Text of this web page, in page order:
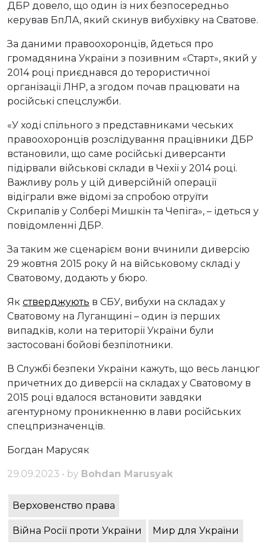
ДБР довело, що один із них безпосередньо
керував БпЛА, який скинув вибухівку на Сватове.
За даними правоохоронців, йдеться про
громадянина України з позивним «Старт», який у
2014 році приєднався до терористичної
організації ЛНР, а згодом почав працювати на
російські спецслужби.
«У ході спільного з представниками чеських
правоохоронців розслідування працівники ДБР
встановили, що саме російські диверсанти
підірвали військові склади в Чехії у 2014 році.
Важливу роль у цій диверсійній операції
відіграли вже відомі за спробою отруїти
Скрипалів у Солбері Мишкін та Чепіга», – ідеться у
повідомленні ДБР.
За таким же сценарієм вони вчинили диверсію
29 жовтня 2015 року й на військовому складі у
Сватовому, додають у бюро.
Як стверджують в СБУ, вибухи на складах у
Сватовому на Луганщині – один із перших
випадків, коли на території України були
застосовані бойові безпілотники.
В Службі безпеки України кажуть, що весь ланцюг
причетних до диверсії на складах у Сватовому в
2015 році вдалося встановити завдяки
агентурному проникненню в лави російських
спецпризначенців.
Богдан Марусяк
29.09.2023 • by Bohdan Marusyak
Верховенство права
Війна Росії проти України Мир для України